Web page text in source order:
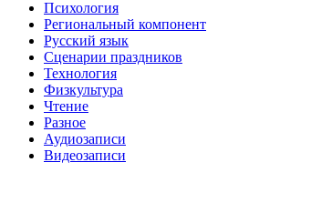
Психология
Региональный компонент
Русский язык
Сценарии праздников
Технология
Физкультура
Чтение
Разное
Аудиозаписи
Видеозаписи